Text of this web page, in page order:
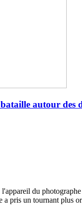
autour des
du
pris un tournant plus